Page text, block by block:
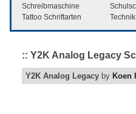
Schreibmaschine
Tattoo Schriftarten
:: Y2K Analog Legacy
Y2K Analog Legacy by Koen